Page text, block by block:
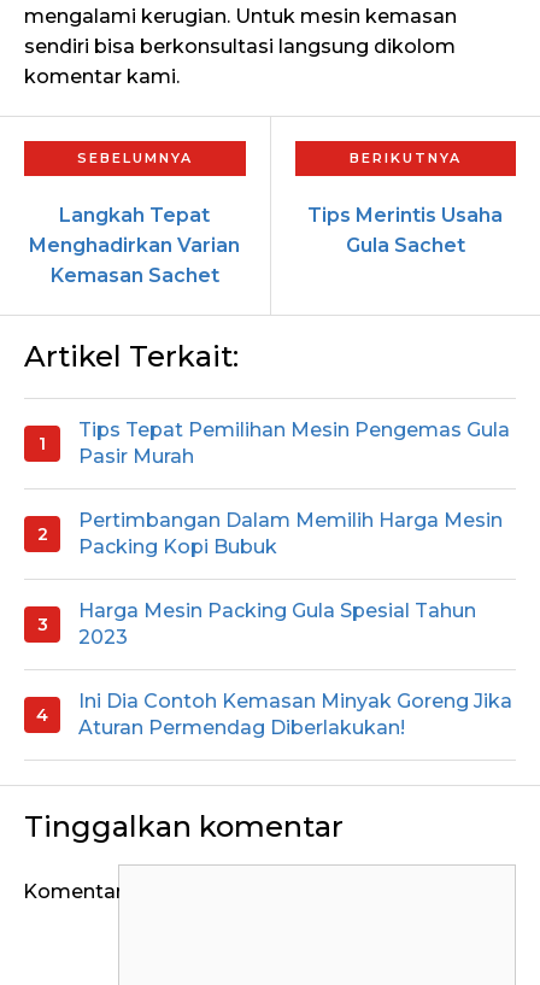
mengalami kerugian. Untuk mesin kemasan
sendiri bisa berkonsultasi langsung dikolom
komentar kami.
Langkah Tepat
Menghadirkan Varian
Kemasan Sachet
Tips Merintis Usaha
Gula Sachet
Artikel Terkait:
Tips Tepat Pemilihan Mesin Pengemas Gula
Pasir Murah
Pertimbangan Dalam Memilih Harga Mesin
Packing Kopi Bubuk
Harga Mesin Packing Gula Spesial Tahun
2023
Ini Dia Contoh Kemasan Minyak Goreng Jika
Aturan Permendag Diberlakukan!
Tinggalkan komentar
Komentar